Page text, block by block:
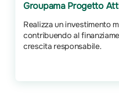
Groupama Progetto
Realizza un investimento
contribuendo al
crescita responsabile.